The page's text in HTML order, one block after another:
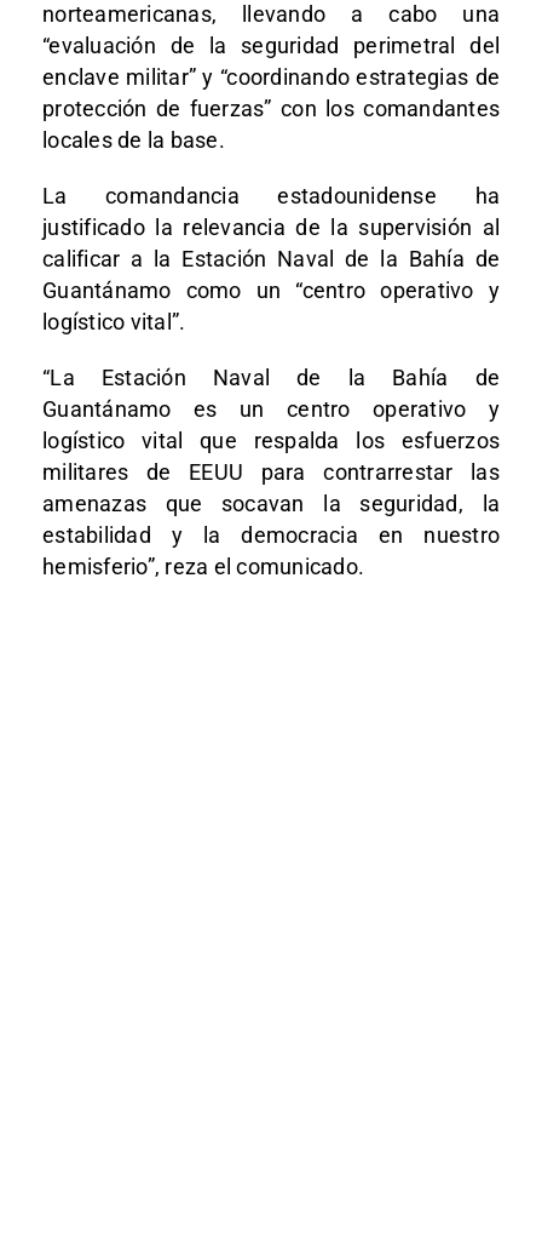
norteamericanas, llevando a cabo una
“evaluación de la seguridad perimetral del
enclave militar” y “coordinando estrategias de
protección de fuerzas” con los comandantes
locales de la base.
La comandancia estadounidense ha
justificado la relevancia de la supervisión al
calificar a la Estación Naval de la Bahía de
Guantánamo como un “centro operativo y
logístico vital”.
“La Estación Naval de la Bahía de
Guantánamo es un centro operativo y
logístico vital que respalda los esfuerzos
militares de EEUU para contrarrestar las
amenazas que socavan la seguridad, la
estabilidad y la democracia en nuestro
hemisferio”, reza el comunicado.